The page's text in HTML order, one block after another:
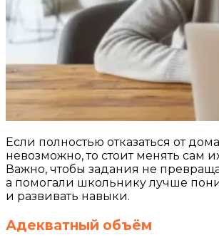
Если полностью отказаться от
невозможно, то стоит менять сам
Важно, чтобы задания не
а помогали школьнику лучше
и развивать навыки.
Адекватный объём